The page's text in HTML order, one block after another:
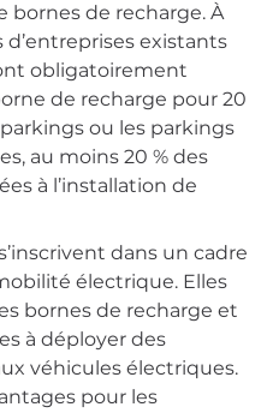
bornes de recharge. À
d’entreprises existants
obligatoirement
de recharge pour 20
ou les parkings
au moins 20 % des
à l’installation de
dans un cadre
électrique. Elles
bornes de recharge et
à déployer des
véhicules électriques.
pour les